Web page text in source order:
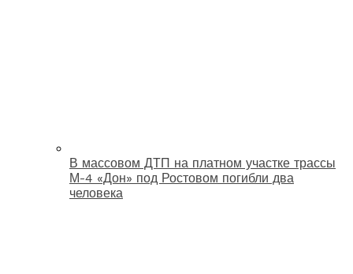
В массовом ДТП на платном участке трассы
М-4 «Дон» под Ростовом погибли два
человека